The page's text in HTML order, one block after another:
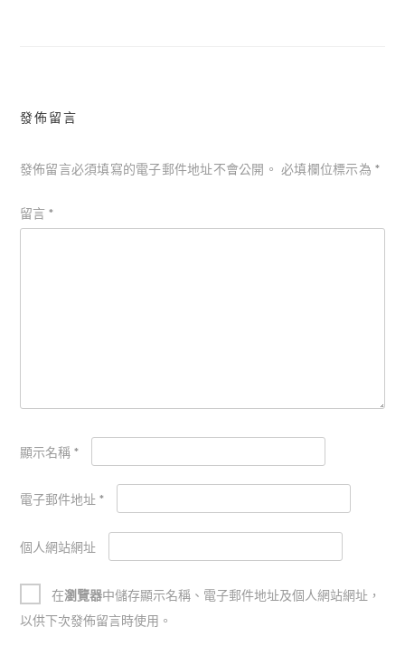
發佈留言
發佈留言必須填寫的電子郵件地址不會公開。 必填欄位標示為*
留言 *
顯示名稱 *
電子郵件地址 *
個人網站網址
在瀏覽器中儲存顯示名稱、電子郵件地址及個人網站網址，
以供下次發佈留言時使用。